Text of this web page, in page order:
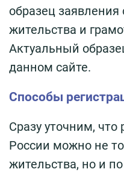
образец заявления
жительства и
Актуальный
данном сайте.
Способы
Сразу уточним, что
России можно не
жительства, но и